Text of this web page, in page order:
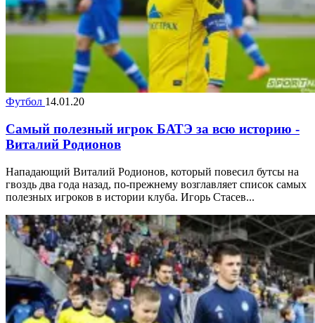
Футбол 14.01.20
Самый полезный игрок БАТЭ за всю историю -
Виталий Родионов
Нападающий Виталий Родионов, который повесил бутсы на
гвоздь два года назад, по-прежнему возглавляет список самых
полезных игроков в истории клуба. Игорь Стасев...